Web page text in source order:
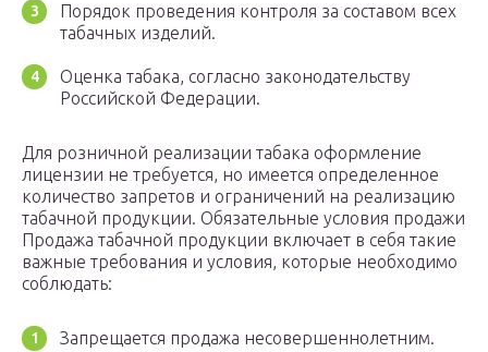
Порядок проведения контроля за составом всех
табачных изделий.
Оценка табака, согласно законодательству
Российской Федерации.
Для розничной реализации табака оформление
лицензии не требуется, но имеется определенное
количество запретов и ограничений на реализацию
табачной продукции. Обязательные условия продажи
Продажа табачной продукции включает в себя такие
важные требования и условия, которые необходимо
соблюдать:
Запрещается продажа несовершеннолетним.